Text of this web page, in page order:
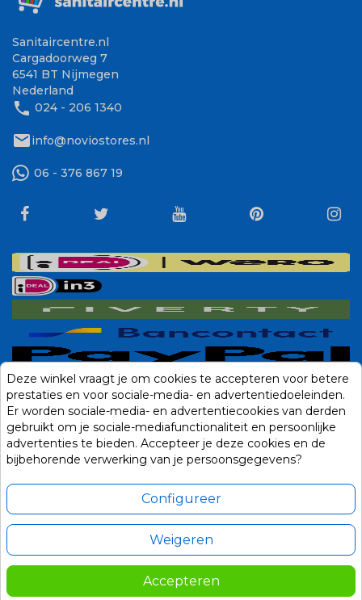
 In winkelwagen
Sanitaircentre.nl
Cargadoorweg 7
6541 BT Nijmegen
Nederland
phone 024 - 206 1340
mailinfo@noviostores.nl
06 - 376 867 19
Deze winkel vraagt je om cookies te accepteren voor betere
prestaties en voor sociale-media- en advertentiedoeleinden.
Er worden sociale-media- en advertentiecookies van derden
gebruikt om je sociale-mediafunctionaliteit en persoonlijke
advertenties te bieden. Accepteer je deze cookies en de
bijbehorende verwerking van je persoonsgegevens?
Configureer
Weigeren
Accepteren